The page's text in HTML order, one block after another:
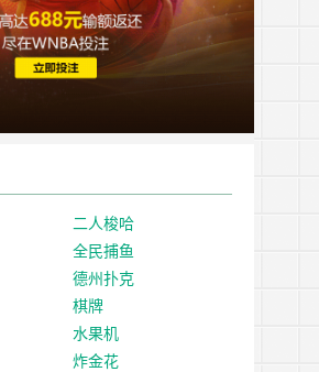
二人梭哈
全民捕鱼
德州扑克
棋牌
水果机
炸金花